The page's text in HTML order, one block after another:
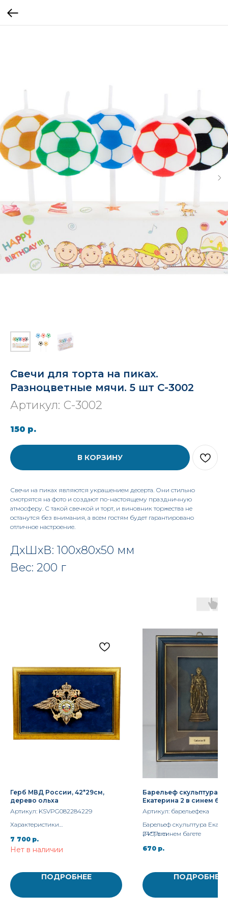
Свечи для торта на пиках.
Разноцветные мячи. 5 шт С-3002
Артикул: С-3002
150 р.
В КОРЗИНУ
Свечи на пиках являются украшением десерта. Они стильно
смотрятся на фото и создают по-настоящему праздничную
атмосферу. С такой свечкой и торт, и виновник торжества не
останутся без внимания, а всем гостям будет гарантировано
отличное настроение.
ДxШxВ: 100x80x50 мм
Вес: 200 г
Герб МВД России, 42*29см,
дерево ольха
Артикул: KSVPG082284229
Характеристики
Ширина 42 см. Высота 29 см.
7 700 р.
Нет в наличии
ПОДРОБНЕЕ
Барельеф скульптура
Екатерина 2 в синем
24*17см
Артикул: барельефека
Барельеф скульптура
(ПС) в синем багете
24*17cm
670 р.
ПОДРОБНЕЕ